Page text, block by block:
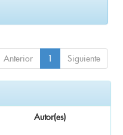
Anterior 1 Siguiente
Autor(es)